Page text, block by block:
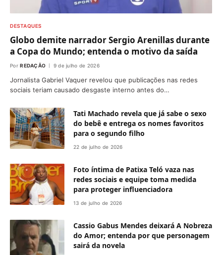
DESTAQUES
Globo demite narrador Sergio Arenillas durante
a Copa do Mundo; entenda o motivo da saída
Por REDAÇÃO 9 de julho de 2026
Jornalista Gabriel Vaquer revelou que publicações nas redes
sociais teriam causado desgaste interno antes do…
Tati Machado revela que já sabe o sexo
do bebê e entrega os nomes favoritos
para o segundo filho
22 de julho de 2026
Foto íntima de Patixa Teló vaza nas
redes sociais e equipe toma medida
para proteger influenciadora
13 de julho de 2026
Cassio Gabus Mendes deixará A Nobreza
do Amor; entenda por que personagem
sairá da novela